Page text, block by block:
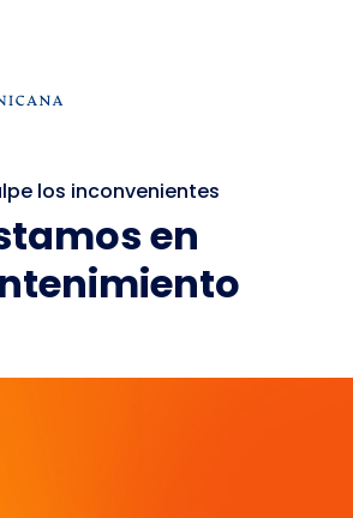
los inconvenientes
en